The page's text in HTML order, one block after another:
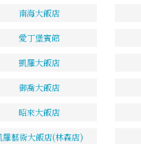
南海大飯店
愛丁堡賓館
凱羅大飯店
御喬大飯店
昭來大飯店
羅藝術大飯店(林森店)